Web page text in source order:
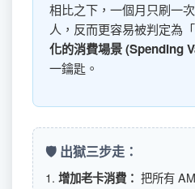
相比之下，一個月只刷一
人，反而更容易被判定為
化的消費場景 (Spending
一鑰匙。
🛡️ 出獄三步走：
1. 增加老卡消費： 把所有